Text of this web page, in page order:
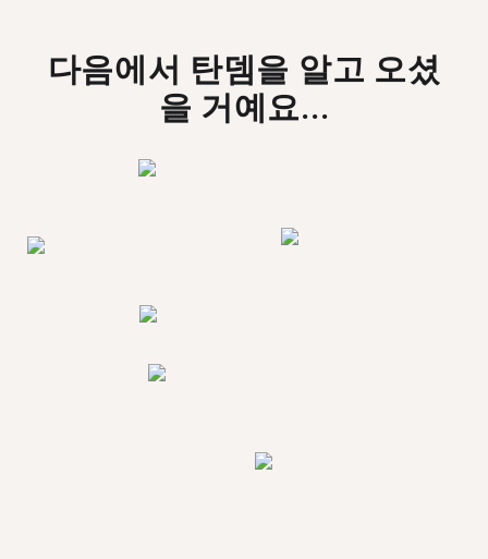
다음에서 탄뎀을 알고 오셨
을 거예요...